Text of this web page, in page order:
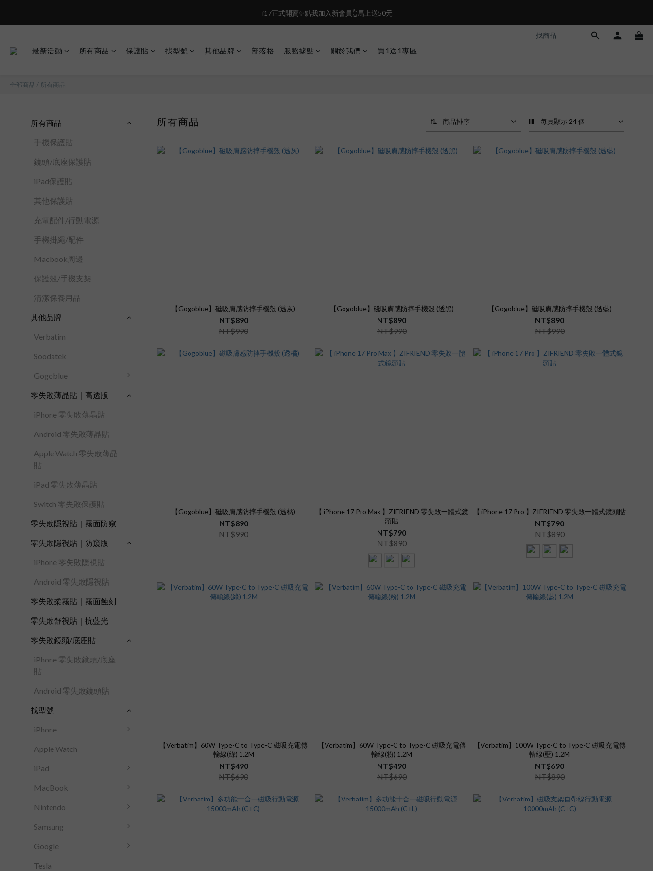
盛夏限定☀️週週抽LINE POINT｜滿1000即享免運
1
0
2
1
05
3
i17正式開賣✨點我加入新會員👆馬上送50元
最新活動 所有商品 保護貼 找型號 其他品牌 部落格 服務據點 關於我們 買1送1專區
全部商品 / 所有商品
所有商品
手機保護貼
鏡頭/底座保護貼
iPad保護貼
其他保護貼
充電配件/行動電源
手機掛繩/配件
Macbook周邊
保護殼/手機支架
清潔保養用品
其他品牌
Verbatim
Soodatek
Gogoblue
零失敗薄晶貼｜高透版
iPhone 零失敗薄晶貼
Android 零失敗薄晶貼
Apple Watch 零失敗薄晶
貼
iPad 零失敗薄晶貼
Switch 零失敗保護貼
零失敗隱視貼｜霧面防窺
零失敗隱視貼｜防窺版
iPhone 零失敗隱視貼
Android 零失敗隱視貼
零失敗柔霧貼｜霧面蝕刻
零失敗舒視貼｜抗藍光
零失敗鏡頭/底座貼
iPhone 零失敗鏡頭/底座
貼
Android 零失敗鏡頭貼
找型號
iPhone
Apple Watch
iPad
MacBook
Nintendo
Samsung
Google
Tesla
所有商品 商品排序 每頁顯示 24 個
【Gogoblue】磁吸膚感防摔手機殼 (透灰)
NT$890
NT$990
【Gogoblue】磁吸膚感防摔手機殼 (透黑)
NT$890
NT$990
【Gogoblue】磁吸膚感防摔手機殼 (透藍)
NT$890
NT$990
【Gogoblue】磁吸膚感防摔手機殼 (透橘)
NT$890
NT$990
【 iPhone 17 Pro Max 】ZIFRIEND 零失敗一體式鏡
頭貼
NT$790
NT$890
【 iPhone 17 Pro 】ZIFRIEND 零失敗一體式鏡頭貼
NT$790
NT$890
【Verbatim】60W Type-C to Type-C 磁吸充電傳
輸線(綠) 1.2M
NT$490
NT$690
【Verbatim】60W Type-C to Type-C 磁吸充電傳
輸線(粉) 1.2M
NT$490
NT$690
【Verbatim】100W Type-C to Type-C 磁吸充電傳
輸線(藍) 1.2M
NT$690
NT$890